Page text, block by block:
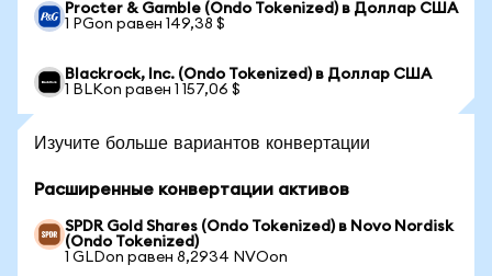
Procter & Gamble (Ondo Tokenized) в Доллар США
1 PGon равен 149,38 $
Blackrock, Inc. (Ondo Tokenized) в Доллар США
1 BLKon равен 1 157,06 $
Изучите больше вариантов конвертации
Расширенные конвертации активов
SPDR Gold Shares (Ondo Tokenized) в Novo Nordisk
(Ondo Tokenized)
1 GLDon равен 8,2934 NVOon